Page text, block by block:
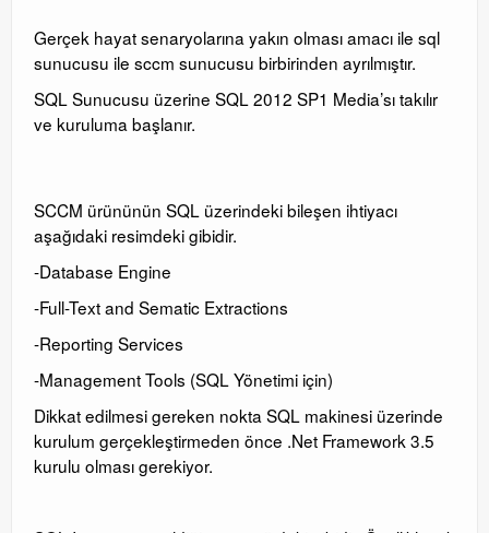
Gerçek hayat senaryolarına yakın olması amacı ile sql
sunucusu ile sccm sunucusu birbirinden ayrılmıştır.
SQL Sunucusu üzerine SQL 2012 SP1 Media’sı takılır
ve kuruluma başlanır.
SCCM ürününün SQL üzerindeki bileşen ihtiyacı
aşağıdaki resimdeki gibidir.
-Database Engine
-Full-Text and Sematic Extractions
-Reporting Services
-Management Tools (SQL Yönetimi için)
Dikkat edilmesi gereken nokta SQL makinesi üzerinde
kurulum gerçekleştirmeden önce .Net Framework 3.5
kurulu olması gerekiyor.